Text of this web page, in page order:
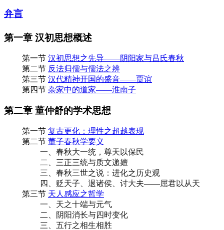
弁言
第一章 汉初思想概述
第一节 汉初思想之先导——阴阳家与吕氏春秋
第二节 反法归儒与儒法之辨
第三节 汉代精神开国的盛音——贾谊
第四节 杂家中的道家——淮南子
第二章 董仲舒的学术思想
第一节 复古更化：理性之超越表现
第二节 董子春秋学要义
一、春秋大一统，尊天以保民
二、三正三统与质文递嬗
三、春秋三世之说：进化之历史观
四、贬天子、退诸侯、讨大夫——屈君以从天
第三节 天人感应之哲学
一、天之十端与元气
二、阴阳消长与四时变化
三、五行之相生相胜